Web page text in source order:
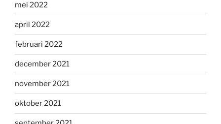
mei 2022
april 2022
februari 2022
december 2021
november 2021
oktober 2021